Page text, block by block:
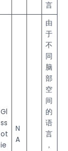
言
Gl
ss
ot
ie
N
A
由
于
不
同
脑
部
空
间
的
语
言
，